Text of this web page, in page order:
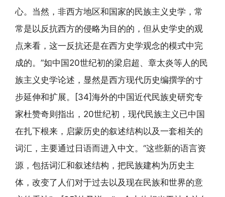
心。当然，非西方地区和国家的民族主义史学，常
常是以反抗西方的侵略为目的的，但从史学史的观
点来看，这一反抗还是在西方史学观念的模式中完
成的。”如中国20世纪初的梁启超、章太炎等人的民
族主义史学论述，显然是西方现代历史编撰学的寸
步延伸和扩展。[34]海外的中国近代民族史研究专
家杜赞奇则指出，20世纪初，现代民族主义已中国
在扎下根来，启蒙历史的叙述结构以及一套相关的
词汇，主要通过日语而进入中文。“这些新的语言资
源，包括词汇和叙述结构，把民族建构为历史主
体，改变了人们对于过去以及现在民族和世界的意